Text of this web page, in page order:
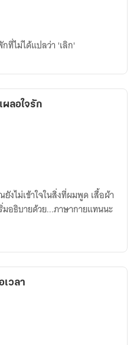
ที่ไม่ได้แปลว่า 'เลิก'
ลอใจรัก
งไม่เข้าใจในสิ่งที่ผมพูด เสื้อผ้า
อธิบายด้วย...ภาษากายแทนนะ
เวลา